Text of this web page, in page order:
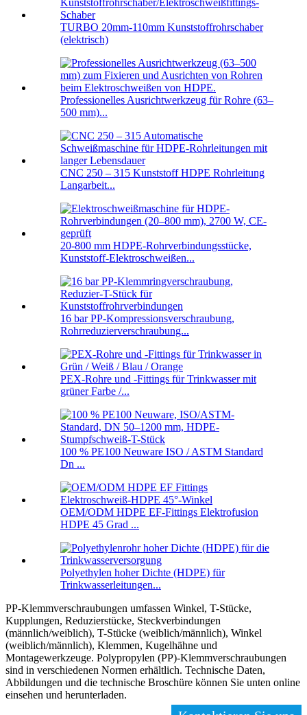
TURBO 20mm-110mm Kunststoffrohrschaber
(elektrisch)
Professionelles Ausrichtwerkzeug für Rohre (63–
500 mm)...
CNC 250 – 315 Kunststoff HDPE Rohrleitung
Langarbeit...
20-800 mm HDPE-Rohrverbindungsstücke,
Kunststoff-Elektroschweißen...
16 bar PP-Kompressionsverschraubung,
Rohrreduzierverschraubung...
PEX-Rohre und -Fittings für Trinkwasser mit
grüner Farbe /...
100 % PE100 Neuware ISO / ASTM Standard
Dn ...
OEM/ODM HDPE EF-Fittings Elektrofusion
HDPE 45 Grad ...
Polyethylen hoher Dichte (HDPE) für
Trinkwasserleitungen...
PP-Klemmverschraubungen umfassen Winkel, T-Stücke,
Kupplungen, Reduzierstücke, Steckverbindungen
(männlich/weiblich), T-Stücke (weiblich/männlich), Winkel
(weiblich/männlich), Klemmen, Kugelhähne und
Montagewerkzeuge. Polypropylen (PP)-Klemmverschraubungen
sind in verschiedenen Normen erhältlich. Technische Daten,
Abbildungen und die technische Broschüre können Sie unten online
einsehen und herunterladen.